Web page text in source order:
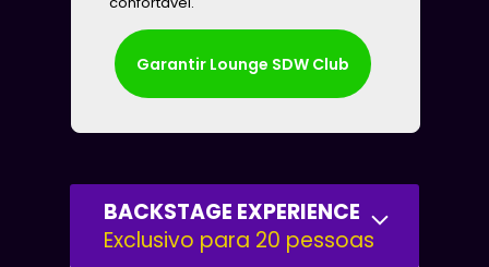
Garantir Lounge SDW Club
BACKSTAGE EXPERIENCE
Exclusivo para 20 pessoas